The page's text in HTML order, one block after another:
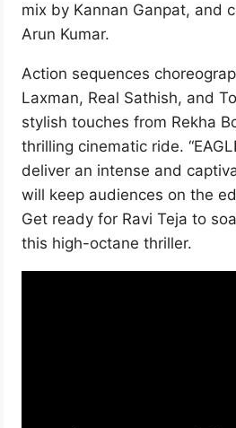
mix by Kannan Ganpat, and
Arun Kumar.
Action sequences
Laxman, Real Sathish, and
stylish touches from Rekha
thrilling cinematic ride.
deliver an intense and
will keep audiences on the
Get ready for Ravi Teja to
this high-octane thriller.